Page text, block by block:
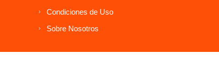
Condiciones de Uso
Sobre Nosotros